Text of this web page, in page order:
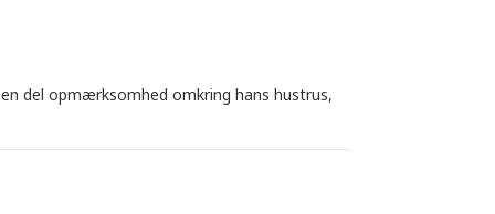
del opmærksomhed omkring hans hustrus,